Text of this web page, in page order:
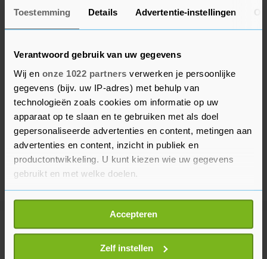
Toestemming Details Advertentie-instellingen
Verantwoord gebruik van uw gegevens
Wij en onze 1022 partners verwerken je persoonlijke
gegevens (bijv. uw IP-adres) met behulp van
technologieën zoals cookies om informatie op uw
apparaat op te slaan en te gebruiken met als doel
gepersonaliseerde advertenties en content, metingen aan
advertenties en content, inzicht in publiek en
productontwikkeling. U kunt kiezen wie uw gegevens
gebruikt en met welke doelen.
Als u het toestaat, willen we ook graag:
Informatie verzamelen over uw geografische
locatie, die tot een paar meter nauwkeurig kan zijn
Uw apparaat identificeren door het actief te
Accepteren
Zelf instellen
Meer uit Financieel